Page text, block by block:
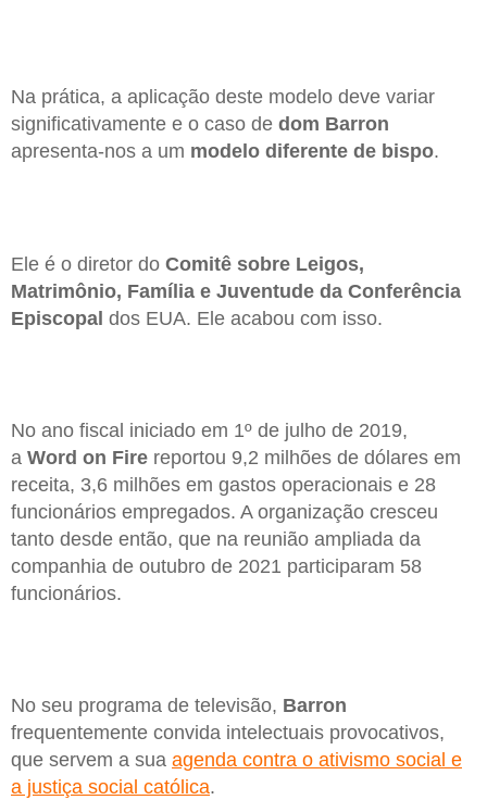
Na prática, a aplicação deste modelo deve variar
significativamente e o caso de dom Barron
apresenta-nos a um modelo diferente de bispo.
Ele é o diretor do Comitê sobre Leigos,
Matrimônio, Família e Juventude da Conferência
Episcopal dos EUA. Ele acabou com isso.
No ano fiscal iniciado em 1º de julho de 2019,
a Word on Fire reportou 9,2 milhões de dólares em
receita, 3,6 milhões em gastos operacionais e 28
funcionários empregados. A organização cresceu
tanto desde então, que na reunião ampliada da
companhia de outubro de 2021 participaram 58
funcionários.
No seu programa de televisão, Barron
frequentemente convida intelectuais provocativos,
que servem a sua agenda contra o ativismo social e
a justiça social católica.